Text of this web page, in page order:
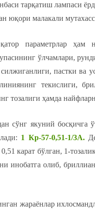
тарқатиш лампаси
юқори малакали
параметрлар ҳам
ўлчамлари,
пастки ва
текислиги,
тозалиги ҳамда
сўнг якуний босқичга
1 Кр-57-0,51-1/3А.
карат бўлган, 1-
инобатга олиб,
жараёнлар